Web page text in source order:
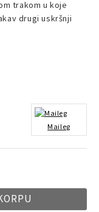
trakom u koje
drugi uskršnji
Maileg